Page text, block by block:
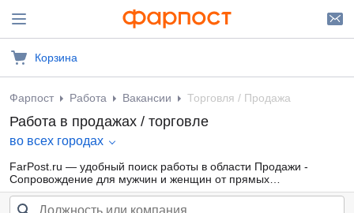
Корзина
Фарпост Работа Вакансии Торговля / Продажа
Работа в продажах / торговле
во всех городах
FarPost.ru — удобный поиск работы в области Продажи -
Сопровождение для мужчин и женщин от прямых
работодателей, а также от кадровых агентств. Свежие вакансии
каждый день.